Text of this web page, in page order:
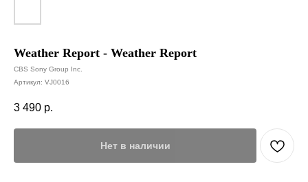
Weather Report - Weather Report
CBS Sony Group Inc.
Артикул: VJ0016
3 490 р.
Нет в наличии